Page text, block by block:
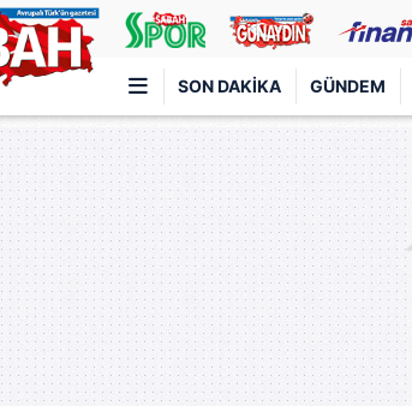
SON DAKIKA GÜNDEM
Türkiye'nin en iyi haber sitesi